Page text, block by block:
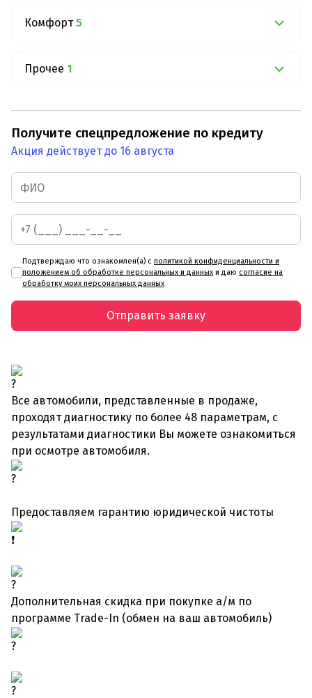
Комфорт 5
Прочее 1
Получите спецпредложение по кредиту
Акция действует до 16 августа
Подтверждаю что ознакомлен(а) с политикой конфиденциальности и
положением об обработке персональных и данных и даю согласие на
обработку моих персональных данных
Отправить заявку
Все автомобили, представленные в продаже,
проходят диагностику по более 48 параметрам, с
результатами диагностики Вы можете ознакомиться
при осмотре автомобиля.
Предоставляем гарантию юридической чистоты
Дополнительная скидка при покупке а/м по
программе Trade-In (обмен на ваш автомобиль)